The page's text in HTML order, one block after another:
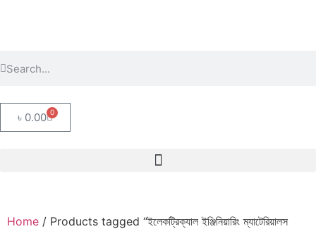
৳ 0.00 0
Home / Products tagged “ইলেকট্রিক্যাল ইঞ্জিনিয়ারিং ম্যাটেরিয়ালস